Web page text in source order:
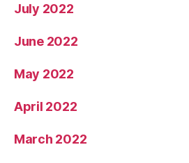
July 2022
June 2022
May 2022
April 2022
March 2022